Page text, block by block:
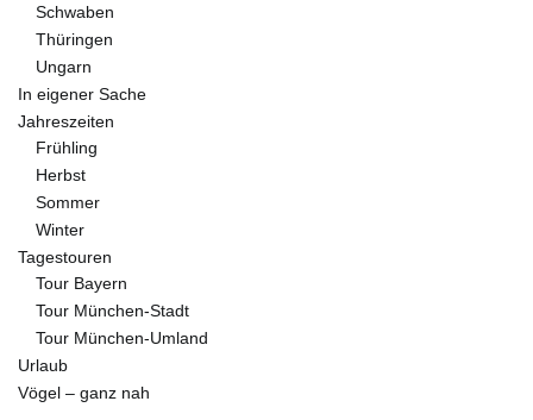
Schwaben
Thüringen
Ungarn
In eigener Sache
Jahreszeiten
Frühling
Herbst
Sommer
Winter
Tagestouren
Tour Bayern
Tour München-Stadt
Tour München-Umland
Urlaub
Vögel – ganz nah